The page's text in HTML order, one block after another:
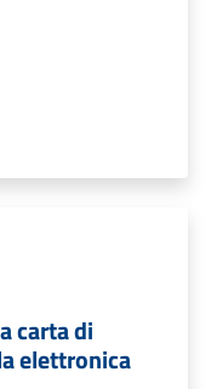
carta di
elettronica